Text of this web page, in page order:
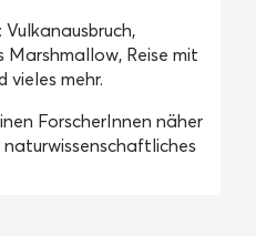
Vulkanausbruch,
Reise mit
vieles mehr.
ForscherInnen näher